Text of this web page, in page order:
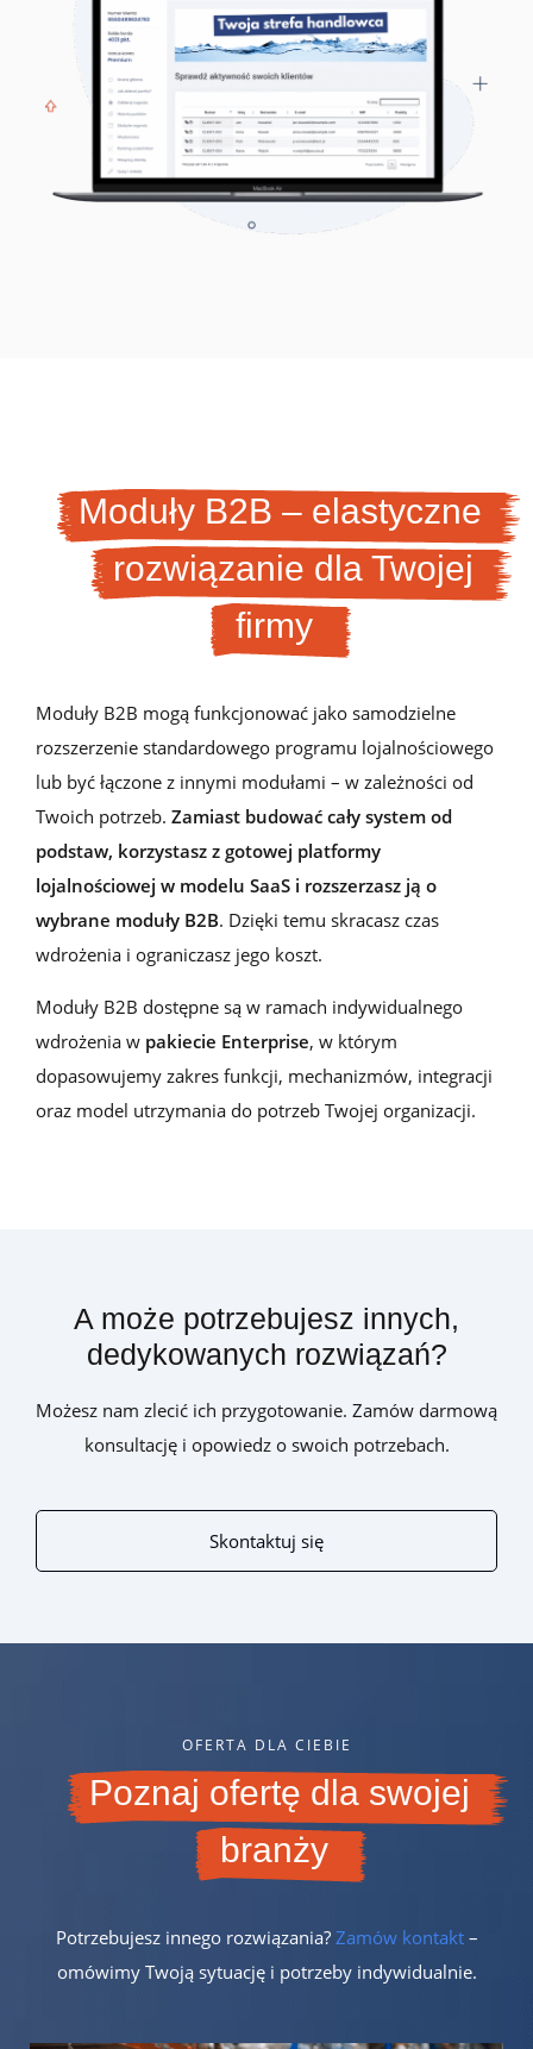
Moduły B2B – elastyczne
rozwiązanie dla Twojej
firmy
Moduły B2B mogą funkcjonować jako samodzielne
rozszerzenie standardowego programu lojalnościowego
lub być łączone z innymi modułami – w zależności od
Twoich potrzeb. Zamiast budować cały system od
podstaw, korzystasz z gotowej platformy
lojalnościowej w modelu SaaS i rozszerzasz ją o
wybrane moduły B2B. Dzięki temu skracasz czas
wdrożenia i ograniczasz jego koszt.
Moduły B2B dostępne są w ramach indywidualnego
wdrożenia w pakiecie Enterprise, w którym
dopasowujemy zakres funkcji, mechanizmów, integracji
oraz model utrzymania do potrzeb Twojej organizacji.
A może potrzebujesz innych,
dedykowanych rozwiązań?
Możesz nam zlecić ich przygotowanie. Zamów darmową
konsultację i opowiedz o swoich potrzebach.
Skontaktuj się
OFERTA DLA CIEBIE
Poznaj ofertę dla swojej
branży
Potrzebujesz innego rozwiązania? Zamów kontakt–
omówimy Twoją sytuację i potrzeby indywidualnie.